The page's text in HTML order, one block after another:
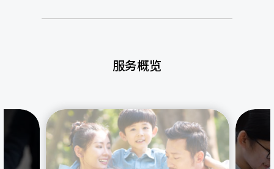
服务概览